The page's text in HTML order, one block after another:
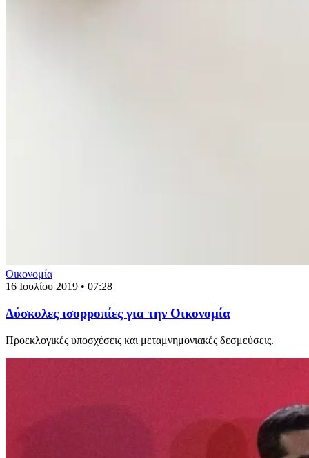
Οικονομία
16 Ιουλίου 2019 • 07:28
Δύσκολες ισορροπίες για την Οικονομία
Προεκλογικές υποσχέσεις και μεταμνημονιακές δεσμεύσεις.